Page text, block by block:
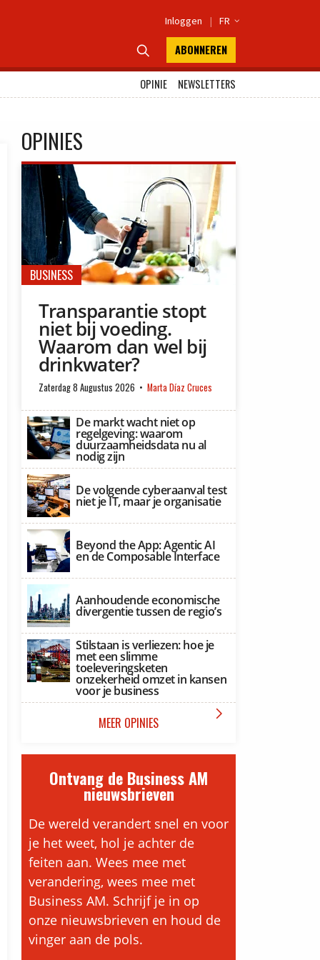
Inloggen | FR 
 ABONNEREN
OPINIE NEWSLETTERS
OPINIES
BUSINESS
Transparantie stopt
niet bij voeding.
Waarom dan wel bij
drinkwater?
Zaterdag 8 Augustus 2026 Marta Díaz Cruces
De markt wacht niet op
regelgeving: waarom
duurzaamheidsdata nu al
nodig zijn
De volgende cyberaanval test
niet je IT, maar je organisatie
Beyond the App: Agentic AI
en de Composable Interface
Aanhoudende economische
divergentie tussen de regio’s
Stilstaan is verliezen: hoe je
met een slimme
toeleveringsketen
onzekerheid omzet in kansen
voor je business
MEER OPINIES 
Ontvang de Business AM
nieuwsbrieven
De wereld verandert snel en voor
je het weet, hol je achter de
feiten aan. Wees mee met
verandering, wees mee met
Business AM. Schrijf je in op
onze nieuwsbrieven en houd de
vinger aan de pols.